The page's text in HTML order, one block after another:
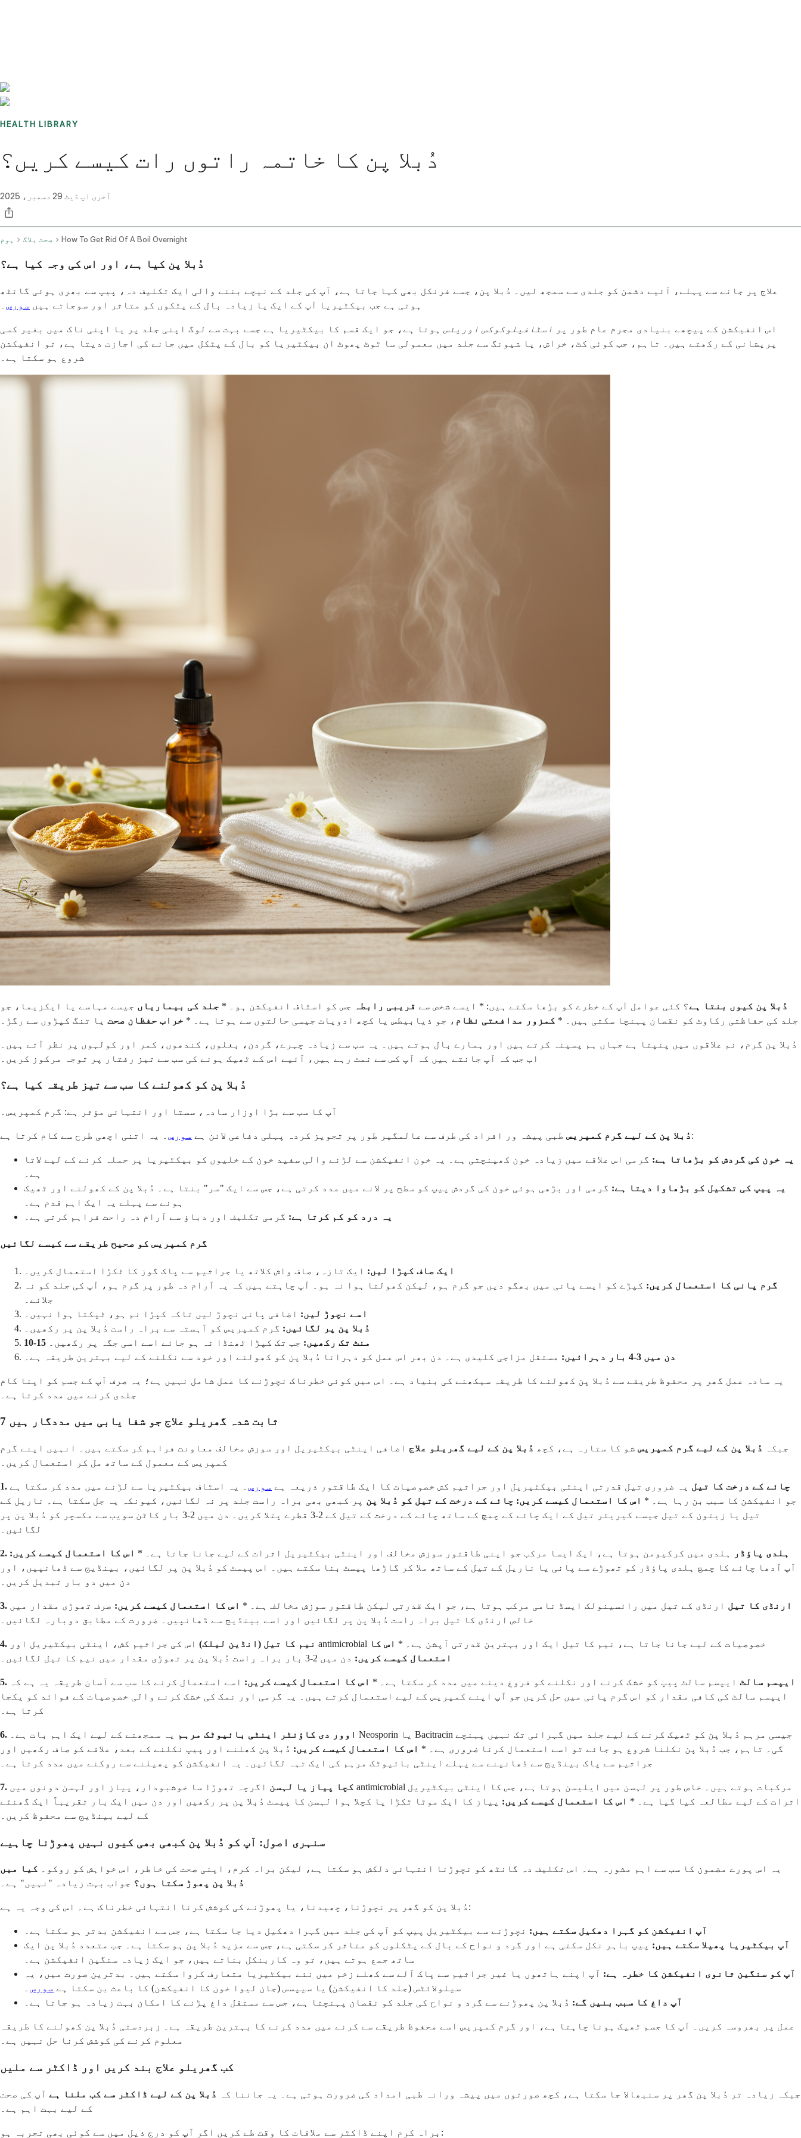
HEALTH LIBRARY
دُبلا پن کا خاتمہ راتوں رات کیسے کریں؟
آخری اپ ڈیٹ 29 دسمبر، 2025
ہوم صحت بلاگ How To Get Rid Of A Boil Overnight
دُبلا پن کیا ہے، اور اس کی وجہ کیا ہے؟
علاج پر جانے سے پہلے، آئیے دشمن کو جلدی سے سمجھ لیں۔ دُبلا پن، جسے فرنکل بھی کہا جاتا ہے، آپ کی جلد کے نیچے بننے والی ایک تکلیف دہ، پیپ سے بھری ہوئی گانٹھ
ہوتی ہے جب بیکٹیریا آپ کے ایک یا زیادہ بال کے پٹکوں کو متاثر اور سوجاتے ہیں سورس
اس انفیکشن کے پیچھے بنیادی مجرم عام طور پر اسٹافیلوکوکس اوریئس ہوتا ہے، جو ایک قسم کا بیکٹیریا ہے جسے بہت سے لوگ اپنی جلد پر یا اپنی ناک میں بغیر کسی
پریشانی کے رکھتے ہیں۔ تاہم، جب کوئی کٹ، خراش، یا شیونگ سے جلد میں معمولی سا ٹوٹ پھوٹ ان بیکٹیریا کو بال کے پٹکل میں جانے کی اجازت دیتا ہے، تو انفیکشن
شروع ہو سکتا ہے۔
دُبلا پن کیوں بنتا ہے؟ کئی عوامل آپ کے خطرے کو بڑھا سکتے ہیں: * ایسے شخص سے قریبی رابطہ جس کو اسٹاف انفیکشن ہو۔ * جلد کی بیماریاں جیسے مہاسے یا ایکزیما، جو
جلد کی حفاظتی رکاوٹ کو نقصان پہنچا سکتی ہیں۔ * کمزور مدافعتی نظام ، جو ذیابیطس یا کچھ ادویات جیسی حالتوں سے ہوتا ہے۔ * خراب حفظان صحت یا تنگ کپڑوں سے رگڑ۔
دُبلا پن گرم، نم علاقوں میں پنپتا ہے جہاں ہم پسینہ کرتے ہیں اور ہمارے بال ہوتے ہیں۔ یہ سب سے زیادہ چہرے، گردن، بغلوں، کندھوں، کمر اور کولہوں پر نظر آتے ہیں۔
اب جب کہ آپ جانتے ہیں کہ آپ کس سے نمٹ رہے ہیں، آئیے اس کے ٹھیک ہونے کی سب سے تیز رفتار پر توجہ مرکوز کریں۔
دُبلا پن کو کھولنے کا سب سے تیز طریقہ کیا ہے؟
آپ کا سب سے بڑا اوزار سادہ، سستا اور انتہائی مؤثر ہے: گرم کمپریس۔
دُبلا پن کے لیے گرم کمپریس طبی پیشہ ور افراد کی طرف سے عالمگیر طور پر تجویز کردہ پہلی دفاعی لائن ہے سورس ۔ یہ اتنی اچھی طرح سے کام کرتا ہے:
یہ خون کی گردش کو بڑھاتا ہے: گرمی اس علاقے میں زیادہ خون کھینچتی ہے۔ یہ خون انفیکشن سے لڑنے والی سفید خون کے خلیوں کو بیکٹیریا پر حملہ کرنے کے لیے لاتا
ہے۔
یہ پیپ کی تشکیل کو بڑھاوا دیتا ہے: گرمی اور بڑھی ہوئی خون کی گردش پیپ کو سطح پر لانے میں مدد کرتی ہے، جس سے ایک "سر" بنتا ہے۔ دُبلا پن کے کھولنے اور ٹھیک
ہونے سے پہلے یہ ایک اہم قدم ہے۔
یہ درد کو کم کرتا ہے: گرمی تکلیف اور دباؤ سے آرام دہ راحت فراہم کرتی ہے۔
گرم کمپریس کو صحیح طریقے سے کیسے لگائیں
ایک صاف کپڑا لیں: ایک تازہ، صاف واش کلاتھ یا جراثیم سے پاک گوز کا ٹکڑا استعمال کریں۔
گرم پانی کا استعمال کریں: کپڑے کو ایسے پانی میں بھگو دیں جو گرم ہو، لیکن کھولتا ہوا نہ ہو۔ آپ چاہتے ہیں کہ یہ آرام دہ طور پر گرم ہو، آپ کی جلد کو نہ
جلائے۔
اسے نچوڑ لیں: اضافی پانی نچوڑ لیں تاکہ کپڑا نم ہو، ٹپکتا ہوا نہیں۔
دُبلا پن پر لگائیں: گرم کمپریس کو آہستہ سے براہ راست دُبلا پن پر رکھیں۔
10-15 منٹ تک رکھیں: جب تک کپڑا ٹھنڈا نہ ہو جائے اسے اسی جگہ پر رکھیں۔
دن میں 3-4 بار دہرائیں:
مستقل مزاجی کلیدی ہے۔ دن بھر اس عمل کو دہرانا دُبلا پن کو کھولنے اور خود سے نکلنے کے لیے بہترین طریقہ ہے۔
یہ سادہ عمل گھر پر محفوظ طریقے سے دُبلا پن کھولنے کا طریقہ سیکھنے کی بنیاد ہے۔ اس میں کوئی خطرناک نچوڑنے کا عمل شامل نہیں ہے؛ یہ صرف آپ کے جسم کو اپنا کام
جلدی کرنے میں مدد کرتا ہے۔
7 ثابت شدہ گھریلو علاج جو شفا یابی میں مددگار ہیں
جبکہ دُبلا پن کے لیے گرم کمپریس شو کا ستارہ ہے، کچھ دُبلا پن کے لیے گھریلو علاج اضافی اینٹی بیکٹیریل اور سوزش مخالف معاونت فراہم کر سکتے ہیں۔ انہیں اپنے گرم
کمپریس کے معمول کے ساتھ مل کر استعمال کریں۔
1. چائے کے درخت کا تیل یہ ضروری تیل قدرتی اینٹی بیکٹیریل اور جراثیم کش خصوصیات کا ایک طاقتور ذریعہ ہے سورس ۔ یہ اسٹاف بیکٹیریا سے لڑنے میں مدد کر سکتا ہے
جو انفیکشن کا سبب بن رہا ہے۔ * اس کا استعمال کیسے کریں: چائے کے درخت کے تیل کو دُبلا پن پر کبھی بھی براہ راست جلد پر نہ لگائیں، کیونکہ یہ جل سکتا ہے۔ ناریل کے
تیل یا زیتون کے تیل جیسے کیریئر تیل کے ایک چائے کے چمچ کے ساتھ چائے کے درخت کے تیل کے 2-3 قطرے پتلا کریں۔ دن میں 2-3 بار کاٹن سویب سے مکسچر کو دُبلا پن پر
لگائیں۔
2. ہلدی پاؤڈر ہلدی میں کرکیومن ہوتا ہے، ایک ایسا مرکب جو اپنی طاقتور سوزش مخالف اور اینٹی بیکٹیریل اثرات کے لیے جانا جاتا ہے۔ * اس کا استعمال کیسے کریں:
آپ آدھا چائے کا چمچ ہلدی پاؤڈر کو تھوڑے سے پانی یا ناریل کے تیل کے ساتھ ملا کر گاڑھا پیسٹ بنا سکتے ہیں۔ اس پیسٹ کو دُبلا پن پر لگائیں، بینڈیج سے ڈھانپیں، اور
دن میں دو بار تبدیل کریں۔
3. ارنڈی کا تیل ارنڈی کے تیل میں رائسینولک ایسڈ نامی مرکب ہوتا ہے، جو ایک قدرتی لیکن طاقتور سوزش مخالف ہے۔ * اس کا استعمال کیسے کریں: صرف تھوڑی مقدار میں
خالص ارنڈی کا تیل براہ راست دُبلا پن پر لگائیں اور اسے بینڈیج سے ڈھانپیں۔ ضرورت کے مطابق دوبارہ لگائیں۔
4. نیم کا تیل (انڈین لیلک) اس کی جراثیم کش، اینٹی بیکٹیریل اور antimicrobial خصوصیات کے لیے جانا جاتا ہے، نیم کا تیل ایک اور بہترین قدرتی آپشن ہے۔ * اس کا
استعمال کیسے کریں: دن میں 2-3 بار براہ راست دُبلا پن پر تھوڑی مقدار میں نیم کا تیل لگائیں۔
5. ایپسم سالٹ ایپسم سالٹ پیپ کو خشک کرنے اور نکلنے کو فروغ دینے میں مدد کر سکتا ہے۔ * اس کا استعمال کیسے کریں: اسے استعمال کرنے کا سب سے آسان طریقہ یہ ہے کہ
ایپسم سالٹ کی کافی مقدار کو اس گرم پانی میں حل کریں جو آپ اپنے کمپریس کے لیے استعمال کرتے ہیں۔ یہ گرمی اور نمک کی خشک کرنے والی خصوصیات کے فوائد کو یکجا
کرتا ہے۔
6. اوور دی کاؤنٹر اینٹی بائیوٹک مرہم
یہ سمجھنے کے لیے ایک اہم بات ہے۔ Neosporin یا Bacitracin جیسی مرہم دُبلا پن کو ٹھیک کرنے کے لیے جلد میں گہرائی تک نہیں پہنچے
گی۔ تاہم، جب دُبلا پن نکلنا شروع ہو جائے تو اسے استعمال کرنا ضروری ہے۔ * اس کا استعمال کیسے کریں: دُبلا پن کھلنے اور پیپ نکلنے کے بعد، علاقے کو صاف رکھیں اور
جراثیم سے پاک بینڈیج سے ڈھانپنے سے پہلے اینٹی بائیوٹک مرہم کی ایک تہہ لگائیں۔ یہ انفیکشن کو پھیلنے سے روکنے میں مدد کرتا ہے۔
7. کچا پیاز یا لہسن اگرچہ تھوڑا سا خوشبودار، پیاز اور لہسن دونوں میں antimicrobial مرکبات ہوتے ہیں۔ خاص طور پر لہسن میں ایلیسن ہوتا ہے، جس کا اینٹی بیکٹیریل
اثرات کے لیے مطالعہ کیا گیا ہے۔ * اس کا استعمال کیسے کریں: پیاز کا ایک موٹا ٹکڑا یا کچلا ہوا لہسن کا پیسٹ دُبلا پن پر رکھیں اور دن میں ایک بار تقریباً ایک گھنٹے
کے لیے بینڈیج سے محفوظ کریں۔
سنہری اصول: آپ کو دُبلا پن کبھی بھی کیوں نہیں پھوڑنا چاہیے
یہ اس پورے مضمون کا سب سے اہم مشورہ ہے۔ اس تکلیف دہ گانٹھ کو نچوڑنا انتہائی دلکش ہو سکتا ہے، لیکن براہ کرم، اپنی صحت کی خاطر، اس خواہش کو روکو۔ کیا میں
دُبلا پن پھوڑ سکتا ہوں؟ جواب بہت زیادہ "نہیں" ہے۔
دُبلا پن کو گھر پر نچوڑنا، چھیدنا، یا پھوڑنے کی کوشش کرنا انتہائی خطرناک ہے۔ اس کی وجہ یہ ہے:
آپ انفیکشن کو گہرا دھکیل سکتے ہیں: نچوڑنے سے بیکٹیریل پیپ کو آپ کی جلد میں گہرا دھکیل دیا جا سکتا ہے، جس سے انفیکشن بدتر ہو سکتا ہے۔
آپ بیکٹیریا پھیلا سکتے ہیں: پیپ باہر نکل سکتی ہے اور گرد و نواح کے بال کے پٹکلوں کو متاثر کر سکتی ہے، جس سے مزید دُبلا پن ہو سکتا ہے۔ جب متعدد دُبلا پن ایک
ساتھ جمع ہوتے ہیں، تو وہ کاربنکل بناتے ہیں، جو ایک زیادہ سنگین انفیکشن ہے۔
آپ کو سنگین ثانوی انفیکشن کا خطرہ ہے: آپ اپنے ہاتھوں یا غیر جراثیم سے پاک آلے سے کھلے زخم میں نئے بیکٹیریا متعارف کروا سکتے ہیں۔ بدترین صورت میں، یہ
سیلولائٹس (جلد کا انفیکشن) یا سیپسس (جان لیوا خون کا انفیکشن) کا باعث بن سکتا ہے سورس۔
آپ داغ کا سبب بنیں گے: دُبلا پن پھوڑنے سے گرد و نواح کی جلد کو نقصان پہنچتا ہے، جس سے مستقل داغ پڑنے کا امکان بہت زیادہ ہو جاتا ہے۔
عمل پر بھروسہ کریں۔ آپ کا جسم ٹھیک ہونا چاہتا ہے، اور گرم کمپریس اسے محفوظ طریقے سے کرنے میں مدد کرنے کا بہترین طریقہ ہے۔ زبردستی دُبلا پن کھولنے کا طریقہ
معلوم کرنے کی کوشش کرنا حل نہیں ہے۔
کب گھریلو علاج بند کریں اور ڈاکٹر سے ملیں
جبکہ زیادہ تر دُبلا پن گھر پر سنبھالا جا سکتا ہے، کچھ صورتوں میں پیشہ ورانہ طبی امداد کی ضرورت ہوتی ہے۔ یہ جاننا کہ دُبلا پن کے لیے ڈاکٹر سے کب ملنا ہے آپ کی صحت
کے لیے بہت اہم ہے۔
براہ کرم اپنے ڈاکٹر سے ملاقات کا وقت طے کریں اگر آپ کو درج ذیل میں سے کوئی بھی تجربہ ہو: